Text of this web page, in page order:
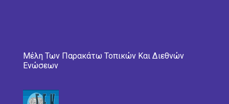
Μέλη Των Παρακάτω Τοπικών Και Διεθνών
Ενώσεων